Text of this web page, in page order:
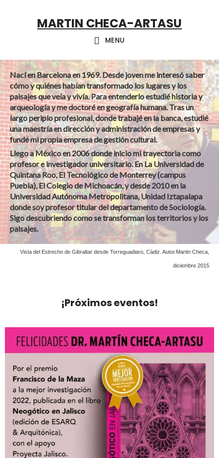
MARTIN CHECA-ARTASU
MENU
Nací en Barcelona en 1969. Desde joven me interesó saber
cómo y quiénes habían transformado los lugares y los
paisajes que veía y vivía. Para entenderlo estudié historia y
arqueología y me doctoré en geografía humana. Tras un
largo periplo profesional, donde trabajé en la banca, estudié
una maestría en dirección y administración de empresas y
fundé mi propia empresa de gestión cultural.
Llego a México en 2006 donde inicio mi trayectoria como
profesor e investigador universitario. En La Universidad de
Quintana Roo, El Tecnológico de Monterrey (campus
Puebla), El Colegio de Michoacán, y desde 2010 en la
Universidad Autónoma Metropolitana, Unidad Iztapalapa
donde soy profesor titular del departamento de Sociología.
Sigo descubriendo como se transforman los territorios y los
paisajes.
Vista del Estrecho de Gibraltar desde Torreguadiaro, Cádiz. Autor.Martin Checa,
diciembre 2015
¡Próximos eventos!